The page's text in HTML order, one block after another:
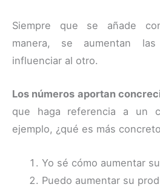
Siempre que se añade
manera, se aumentan las
influenciar al otro.
Los números aportan
que haga referencia a un
ejemplo, ¿qué es más
Yo sé cómo aumentar
Puedo aumentar su